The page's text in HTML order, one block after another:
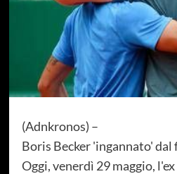
(Adnkronos) –
Boris Becker 'ingannato' dal
Oggi, venerdì 29 maggio,